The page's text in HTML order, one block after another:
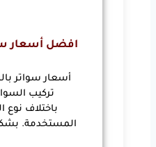
افضل أسعار
أسعار سواتر
تركيب
باختلاف نوع
المستخدمة.